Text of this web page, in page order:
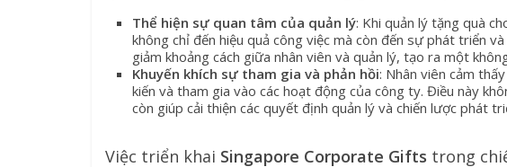
Thể hiện sự quan tâm của quản lý: Khi quản lý tặng quà
không chỉ đến hiệu quả công việc mà còn đến sự phát triển
giảm khoảng cách giữa nhân viên và quản lý, tạo ra một
Khuyến khích sự tham gia và phản hồi: Nhân viên cảm
kiến và tham gia vào các hoạt động của công ty. Điều này
còn giúp cải thiện các quyết định quản lý và chiến lược phát
Việc triển khai Singapore Corporate Gifts trong